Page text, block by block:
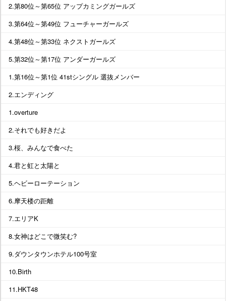
2.第80位～第65位 アップカミングガールズ
3.第64位～第49位 フューチャーガールズ
4.第48位～第33位 ネクストガールズ
5.第32位～第17位 アンダーガールズ
1.第16位～第1位 41stシングル 選抜メンバー
2.エンディング
1.overture
2.それでも好きだよ
3.桜、みんなで食べた
4.君と虹と太陽と
5.ヘビーローテーション
6.摩天楼の距離
7.エリアK
8.女神はどこで微笑む?
9.ダウンタウンホテル100号室
10.Birth
11.HKT48